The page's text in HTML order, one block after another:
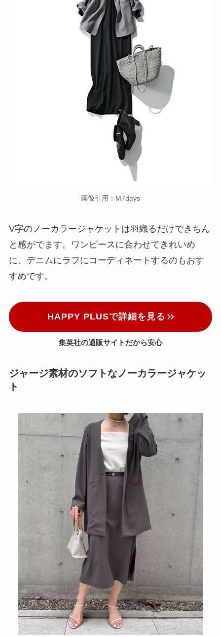
画像引用：M7days
V字のノーカラージャケットは羽織るだけできちん
と感がでます。ワンピースに合わせてきれいめ
に、デニムにラフにコーディネートするのもおす
すめです。
HAPPY PLUSで詳細を見る
集英社の通販サイトだから安心
ジャージ素材のソフトなノーカラージャケッ
ト